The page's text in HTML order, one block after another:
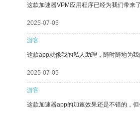
这款加速器VPM应用程序已经为我们带来
2025-07-05
游客
这款app就像我的私人助理，随时随地为我
2025-07-05
游客
这款加速器app的加速效果还是不错的，